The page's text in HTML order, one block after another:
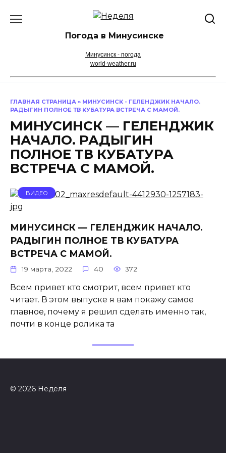
Погода в Минусинске
Минусинск - погода
world-weather.ru
ГЛАВНАЯ СТРАНИЦА » МИНУСИНСК - ГЕЛЕНДЖИК НАЧАЛО.
РАДЫГИН ПОЛНОЕ ТВ КУБАТУРА ВСТРЕЧА С МАМОЙ.
МИНУСИНСК — ГЕЛЕНДЖИК
НАЧАЛО. РАДЫГИН
ПОЛНОЕ ТВ КУБАТУРА
ВСТРЕЧА С МАМОЙ.
ВИДЕО
МИНУСИНСК — ГЕЛЕНДЖИК НАЧАЛО.
РАДЫГИН ПОЛНОЕ ТВ КУБАТУРА
ВСТРЕЧА С МАМОЙ.
19 марта, 2022 40 372
Всем привет кто смотрит, всем привет кто
читает. В этом выпуске я вам покажу самое
главное, почему я решил сделать именно так,
почти в конце ролика та
© 2026 Неделя